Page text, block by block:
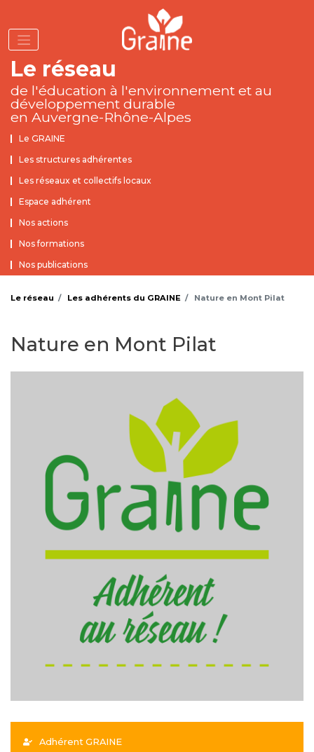
Aller
au
contenu
principal
Le réseau
de l'éducation à l'environnement et au
développement durable
en Auvergne-Rhône-Alpes
Rubriques Institutionnel
Le GRAINE
Les structures adhérentes
Les réseaux et collectifs locaux
Espace adhérent
Nos actions
Nos formations
Nos publications
Le réseau Les adhérents du GRAINE Nature en Mont Pilat
Nature en Mont Pilat
Adhérent GRAINE